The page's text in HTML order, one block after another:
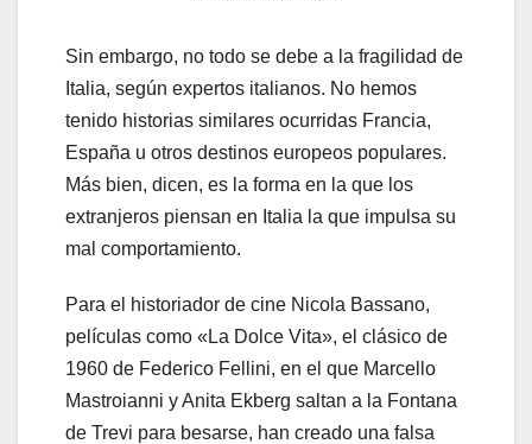
Sin embargo, no todo se debe a la fragilidad de
Italia, según expertos italianos. No hemos
tenido historias similares ocurridas Francia,
España u otros destinos europeos populares.
Más bien, dicen, es la forma en la que los
extranjeros piensan en Italia la que impulsa su
mal comportamiento.
Para el historiador de cine Nicola Bassano,
películas como «La Dolce Vita», el clásico de
1960 de Federico Fellini, en el que Marcello
Mastroianni y Anita Ekberg saltan a la Fontana
de Trevi para besarse, han creado una falsa